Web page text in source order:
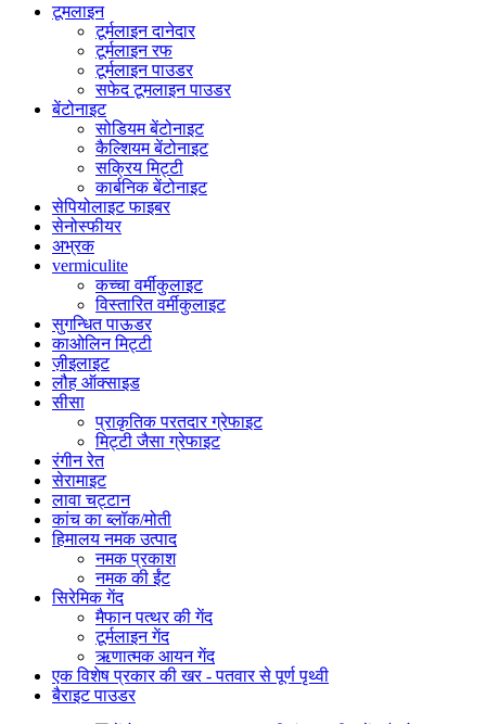
टूमलाइन
टूर्मलाइन दानेदार
टूर्मलाइन रफ
टूर्मलाइन पाउडर
सफेद टूमलाइन पाउडर
बेंटोनाइट
सोडियम बेंटोनाइट
कैल्शियम बेंटोनाइट
सक्रिय मिट्टी
कार्बनिक बेंटोनाइट
सेपियोलाइट फाइबर
सेनोस्फीयर
अभ्रक
vermiculite
कच्चा वर्मीकुलाइट
विस्तारित वर्मीकुलाइट
सुगन्धित पाऊडर
काओलिन मिट्टी
ज़ीइलाइट
लौह ऑक्साइड
सीसा
प्राकृतिक परतदार ग्रेफाइट
मिट्टी जैसा ग्रेफाइट
रंगीन रेत
सेरामाइट
लावा चट्टान
कांच का ब्लॉक/मोती
हिमालय नमक उत्पाद
नमक प्रकाश
नमक की ईंट
सिरेमिक गेंद
मैफान पत्थर की गेंद
टूर्मलाइन गेंद
ऋणात्मक आयन गेंद
एक विशेष प्रकार की खर - पतवार से पूर्ण पृथ्वी
बैराइट पाउडर